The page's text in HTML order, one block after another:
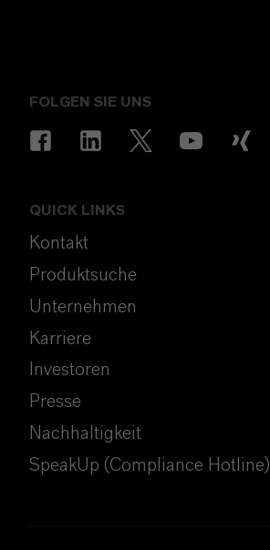
FOLGEN SIE UNS
QUICK LINKS
Kontakt
Produktsuche
Unternehmen
Karriere
Investoren
Presse
Nachhaltigkeit
SpeakUp (Compliance Hotline)